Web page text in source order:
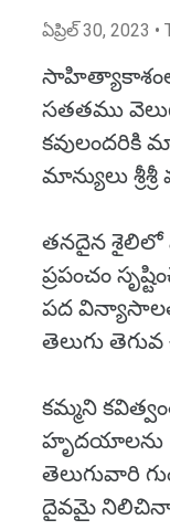
ఏప్రిల్ 30, 2023 •
సతతము
కవులందరికి
మాన్యులు
తనదైన
ప్రపంచం
పద
తెలుగు
కమ్మని
హృదయాలను
తెలుగువారి
దైవమై